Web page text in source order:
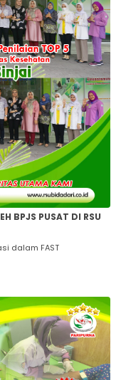
BPJS PUSAT DI RSU
dalam FAST